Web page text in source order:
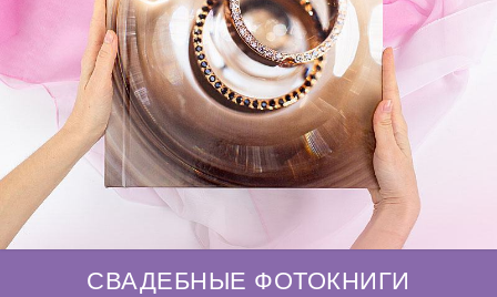
СВАДЕБНЫЕ ФОТОКНИГИ